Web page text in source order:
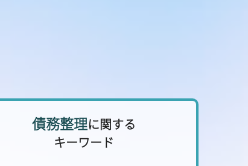
債務整理に関する
キーワード